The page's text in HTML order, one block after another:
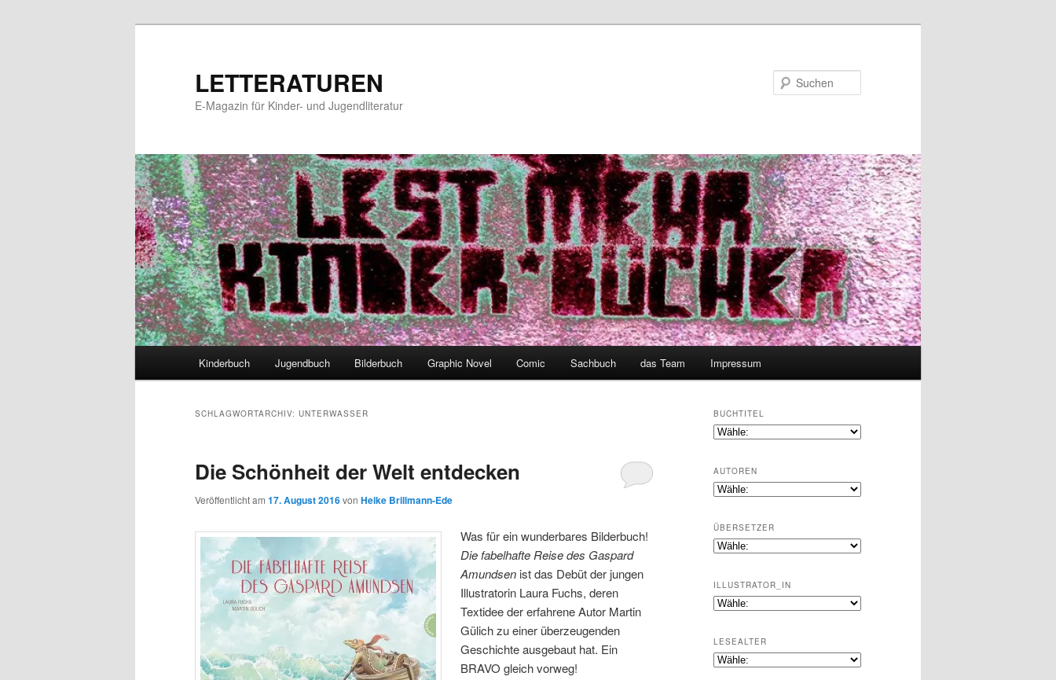
LETTERATUREN
E-Magazin für Kinder- und Jugendliteratur
Kinderbuch Jugendbuch Bilderbuch Graphic Novel Comic Sachbuch das Team Impressum
SCHLAGWORTARCHIV: UNTERWASSER
Die Schönheit der Welt entdecken
Veröffentlicht am 17. August 2016von Heike Brillmann-Ede
Was für ein wunderbares Bilderbuch!
Die fabelhafte Reise des Gaspard
Amundsen ist das Debüt der jungen
Illustratorin Laura Fuchs, deren
Textidee der erfahrene Autor Martin
Gülich zu einer überzeugenden
Geschichte ausgebaut hat. Ein
BRAVO gleich vorweg!
BUCHTITEL
AUTOREN
ÜBERSETZER
ILLUSTRATOR_IN
LESEALTER